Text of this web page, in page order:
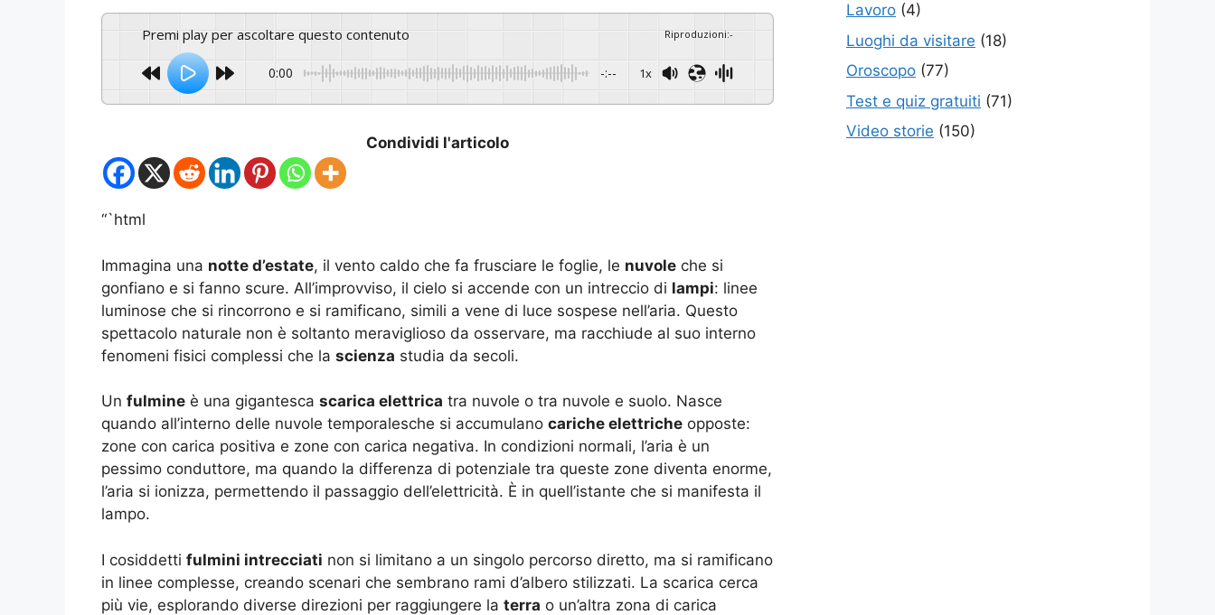
Premi play per ascoltare questo contenuto Riproduzioni:-
0:00 -:-- 1x
Condividi l'articolo
“`html
Immagina una notte d’estate, il vento caldo che fa frusciare le foglie, le nuvole che si
gonfiano e si fanno scure. All’improvviso, il cielo si accende con un intreccio di lampi: linee
luminose che si rincorrono e si ramificano, simili a vene di luce sospese nell’aria. Questo
spettacolo naturale non è soltanto meraviglioso da osservare, ma racchiude al suo interno
fenomeni fisici complessi che la scienza studia da secoli.
Un fulmine è una gigantesca scarica elettrica tra nuvole o tra nuvole e suolo. Nasce
quando all’interno delle nuvole temporalesche si accumulano cariche elettriche opposte:
zone con carica positiva e zone con carica negativa. In condizioni normali, l’aria è un
pessimo conduttore, ma quando la differenza di potenziale tra queste zone diventa enorme,
l’aria si ionizza, permettendo il passaggio dell’elettricità. È in quell’istante che si manifesta il
lampo.
I cosiddetti fulmini intrecciati non si limitano a un singolo percorso diretto, ma si ramificano
in linee complesse, creando scenari che sembrano rami d’albero stilizzati. La scarica cerca
più vie, esplorando diverse direzioni per raggiungere la terra o un’altra zona di carica
Lavoro (4)
Luoghi da visitare (18)
Oroscopo (77)
Test e quiz gratuiti (71)
Video storie (150)